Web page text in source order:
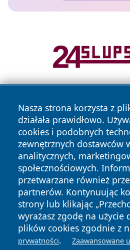
Nasza strona korzysta z
działała prawidłowo.
cookies i podobnych
zewnętrznych dostawców
analitycznych,
społecznościowych.
przetwarzane również
partnerów. Kontynuując
strony lub klikając
wyrażasz zgodę na użycie
plików cookies zgodnie z
prywatności. Zaawansowane
Copyright © 2026 mojzgierz.pl
News Autorzy
Polityka
Prywatności